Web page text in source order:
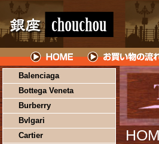
Balenciaga
Bottega Veneta
Burberry
Bvlgari
Cartier